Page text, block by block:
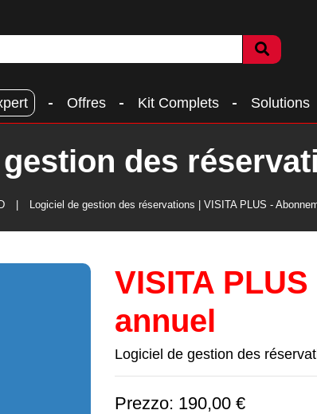
Offres Kit Complets Solutions
des
Logiciel de gestion des réservations | VISITA PLUS -
VISITA
annuel
Logiciel de gestion des
Prezzo: 190,00 €